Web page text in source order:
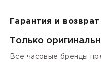
Гарантия и возврат
Только
Все часовые бренды